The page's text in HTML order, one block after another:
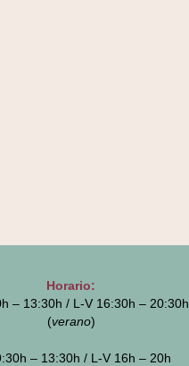
Horario:
– 13:30h / L-V 16:30h – 20:30h
(verano)
– 13:30h / L-V 16h – 20h